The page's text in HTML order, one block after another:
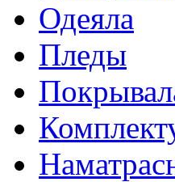
Одеяла
Пледы